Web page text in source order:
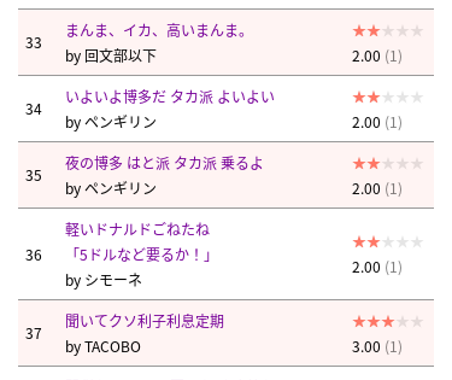
33
まんま、イカ、高いまんま。
by 回文部以下 2.00 (1)
34
いよいよ博多だ タカ派 よいよい
byペンギリン 2.00 (1)
35
夜の博多 はと派 タカ派 乗るよ
byペンギリン 2.00 (1)
36
軽いドナルドごねたね
「5ドルなど要るか！」
by シモーネ
2.00 (1)
37
聞いてクソ利子利息定期
byTACOBO 3.00 (1)